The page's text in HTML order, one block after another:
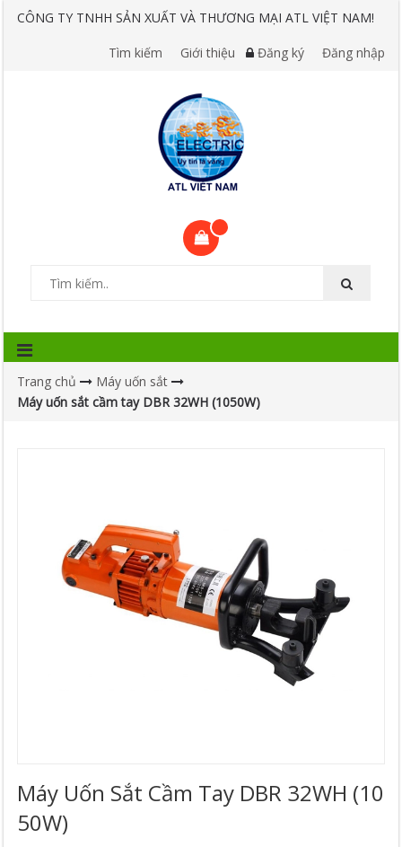
CÔNG TY TNHH SẢN XUẤT VÀ THƯƠNG MẠI ATL VIỆT NAM!
Tìm kiếm Giới thiệu Đăng ký Đăng nhập
Trang chủ
Máy uốn sắt
Máy uốn sắt cầm tay DBR 32WH (1050W)
Máy Uốn Sắt Cầm Tay DBR 32WH (10
50W)